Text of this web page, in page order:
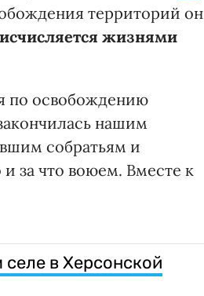
территорий он
жизнями
по освобождению
нашим
собратьям и
за что воюем. Вместе к
в Херсонской